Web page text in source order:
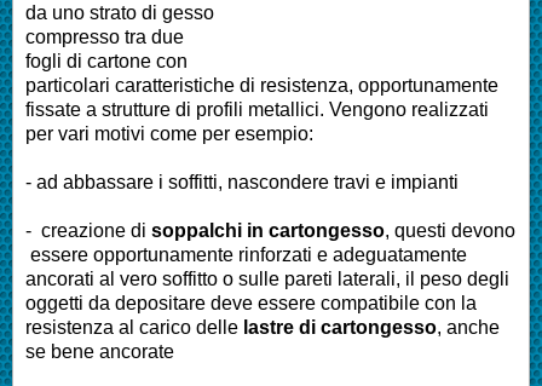
da uno strato di gesso
compresso tra due
fogli di cartone con
particolari caratteristiche di resistenza, opportunamente
fissate a strutture di profili metallici. Vengono realizzati
per vari motivi come per esempio:
- ad abbassare i soffitti, nascondere travi e impianti
- creazione di soppalchi in cartongesso, questi devono
essere opportunamente rinforzati e adeguatamente
ancorati al vero soffitto o sulle pareti laterali, il peso degli
oggetti da depositare deve essere compatibile con la
resistenza al carico delle lastre di cartongesso, anche
se bene ancorate